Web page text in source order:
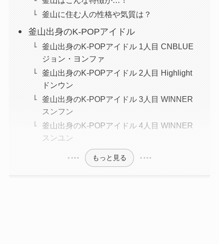
釜山に住む人の性格や気質は？
釜山出身のK-POPアイドル
釜山出身のK-POPアイドル 1人目 CNBLUE
ジョン・ヨンファ
釜山出身のK-POPアイドル 2人目 Highlight
ドンウン
釜山出身のK-POPアイドル 3人目 WINNER
スンフン
釜山出身のK-POPアイドル 4人目 WINNER
スンユン
もっと見る